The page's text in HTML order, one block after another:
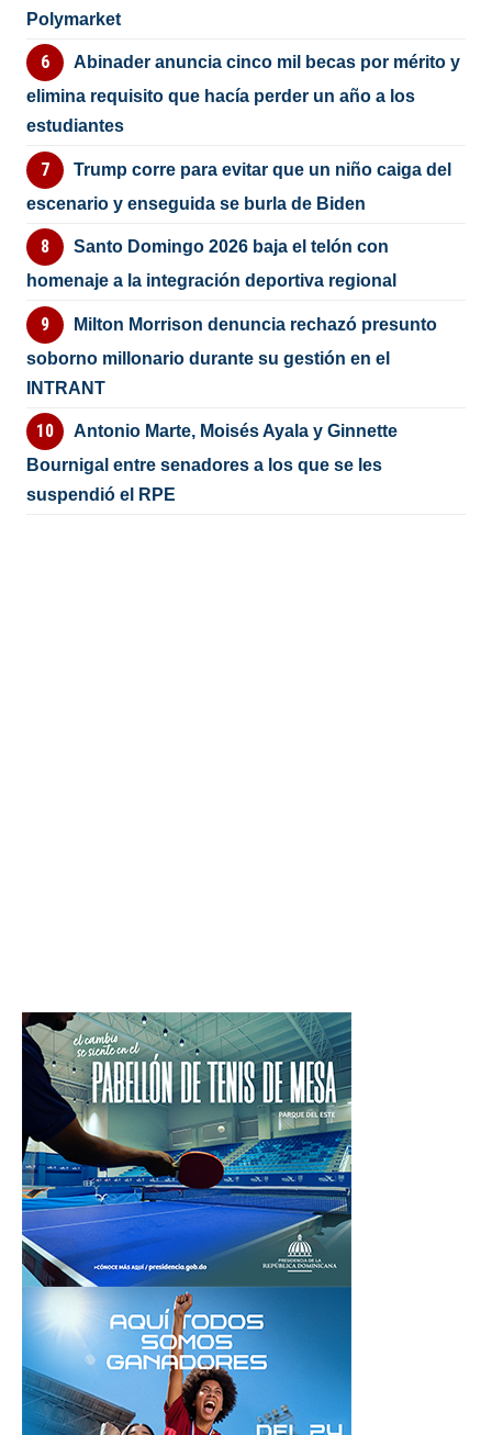
Polymarket
Abinader anuncia cinco mil becas por mérito y
elimina requisito que hacía perder un año a los
estudiantes
Trump corre para evitar que un niño caiga del
escenario y enseguida se burla de Biden
Santo Domingo 2026 baja el telón con
homenaje a la integración deportiva regional
Milton Morrison denuncia rechazó presunto
soborno millonario durante su gestión en el
INTRANT
Antonio Marte, Moisés Ayala y Ginnette
Bournigal entre senadores a los que se les
suspendió el RPE